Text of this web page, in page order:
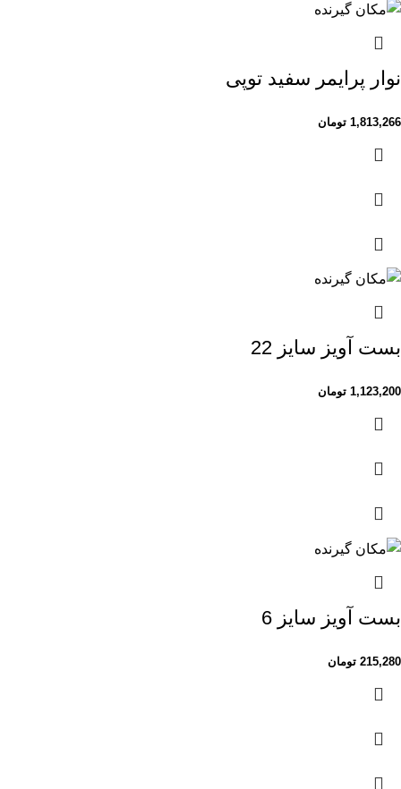
نوار پرایمر سفید توپی
1,813,266 تومان
بست آویز سایز 22
1,123,200 تومان
بست آویز سایز 6
215,280 تومان